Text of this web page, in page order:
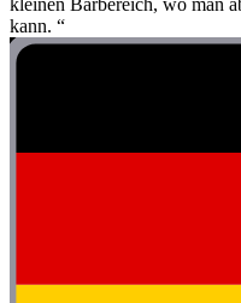
kleinen Barbereich, wo man
kann. “